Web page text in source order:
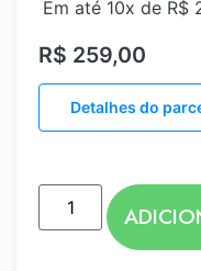
R$ 259,00
Em até 10x de R$
Detalhes do